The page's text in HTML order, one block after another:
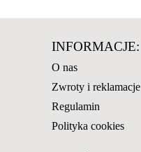
INFORMACJE:
O nas
Zwroty i reklamacje
Regulamin
Polityka cookies